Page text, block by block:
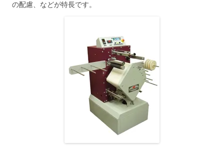
の配慮、などが特長です。